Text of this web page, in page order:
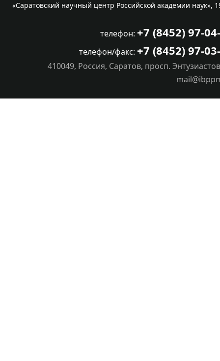
«Саратовский научный центр Российской академии наук»,
телефон: +7 (8452) 97-
телефон/факс: +7 (8452) 97-
410049, Россия, Саратов, просп.